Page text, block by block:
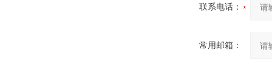
联系电话：
常用邮箱：